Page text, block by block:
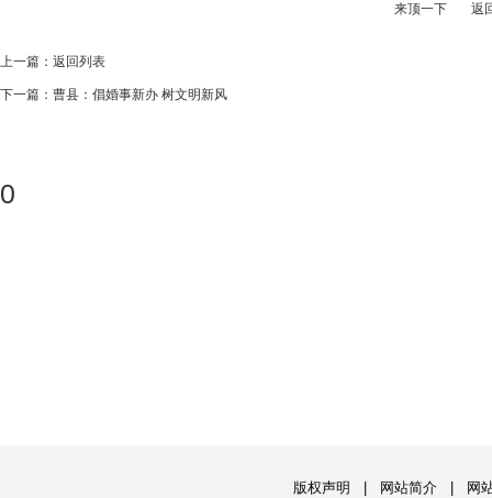
来顶一下 返
上一篇： 返回列表
下一篇： 曹县：倡婚事新办 树文明新风
0
版权声明 网站简介| 网